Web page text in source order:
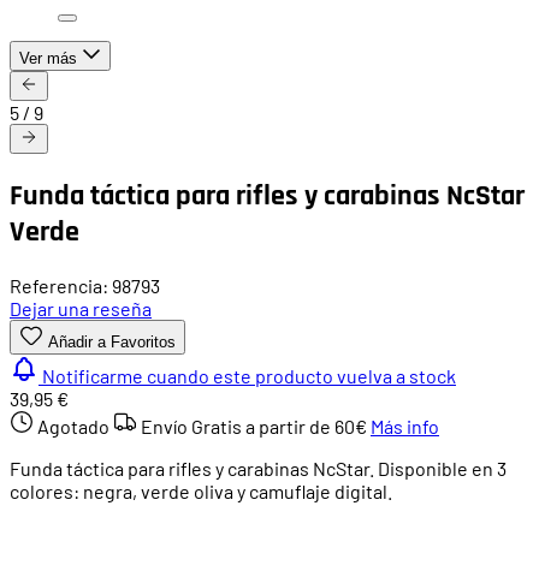
Ver más
5 / 9
Funda táctica para rifles y carabinas NcStar
Verde
Referencia: 98793
Dejar una reseña
Añadir a Favoritos
Notificarme cuando este producto vuelva a stock
39,95 €
Agotado
Envío Gratis a partir de 60€ Más info
Funda táctica para rifles y carabinas NcStar. Disponible en 3
colores: negra, verde oliva y camuflaje digital.